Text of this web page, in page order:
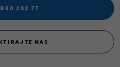
202 77
NAS